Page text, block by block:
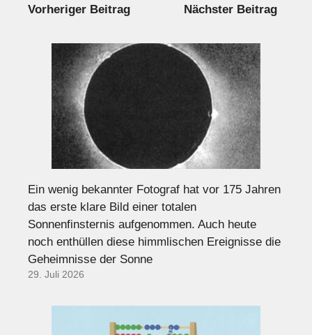
Vorheriger Beitrag Nächster Beitrag
Ein wenig bekannter Fotograf hat vor 175 Jahren
das erste klare Bild einer totalen
Sonnenfinsternis aufgenommen. Auch heute
noch enthüllen diese himmlischen Ereignisse die
Geheimnisse der Sonne
29. Juli 2026